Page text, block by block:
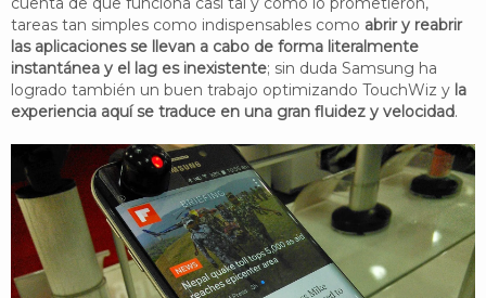
tareas tan simples como indispensables como abrir y reabrir
las aplicaciones se llevan a cabo de forma literalmente
instantánea y el lag es inexistente; sin duda Samsung ha
logrado también un buen trabajo optimizando TouchWiz y la
experiencia aquí se traduce en una gran fluidez y velocidad.